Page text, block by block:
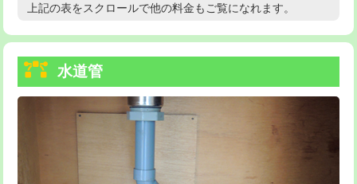
給水管工事※（塩ビ管（VP・HI）使
+8,800円
給水管工事※（ライニング鋼管・銅
管・ポリ管・HT管使用/3ｍまで)
給水管工事※（ライニング鋼管・銅
管・ポリ管・HT管使用/3ｍ超え)
排水管工事（土の掘削・埋め戻し作
11,000円~
高度高圧洗浄換 現地調査
トーラー機使用/3mまで
追加トーラー機使用/3m超え
33,000円
8,800円
上記の表をスクロールで他の料金もご覧になれます。
水道管